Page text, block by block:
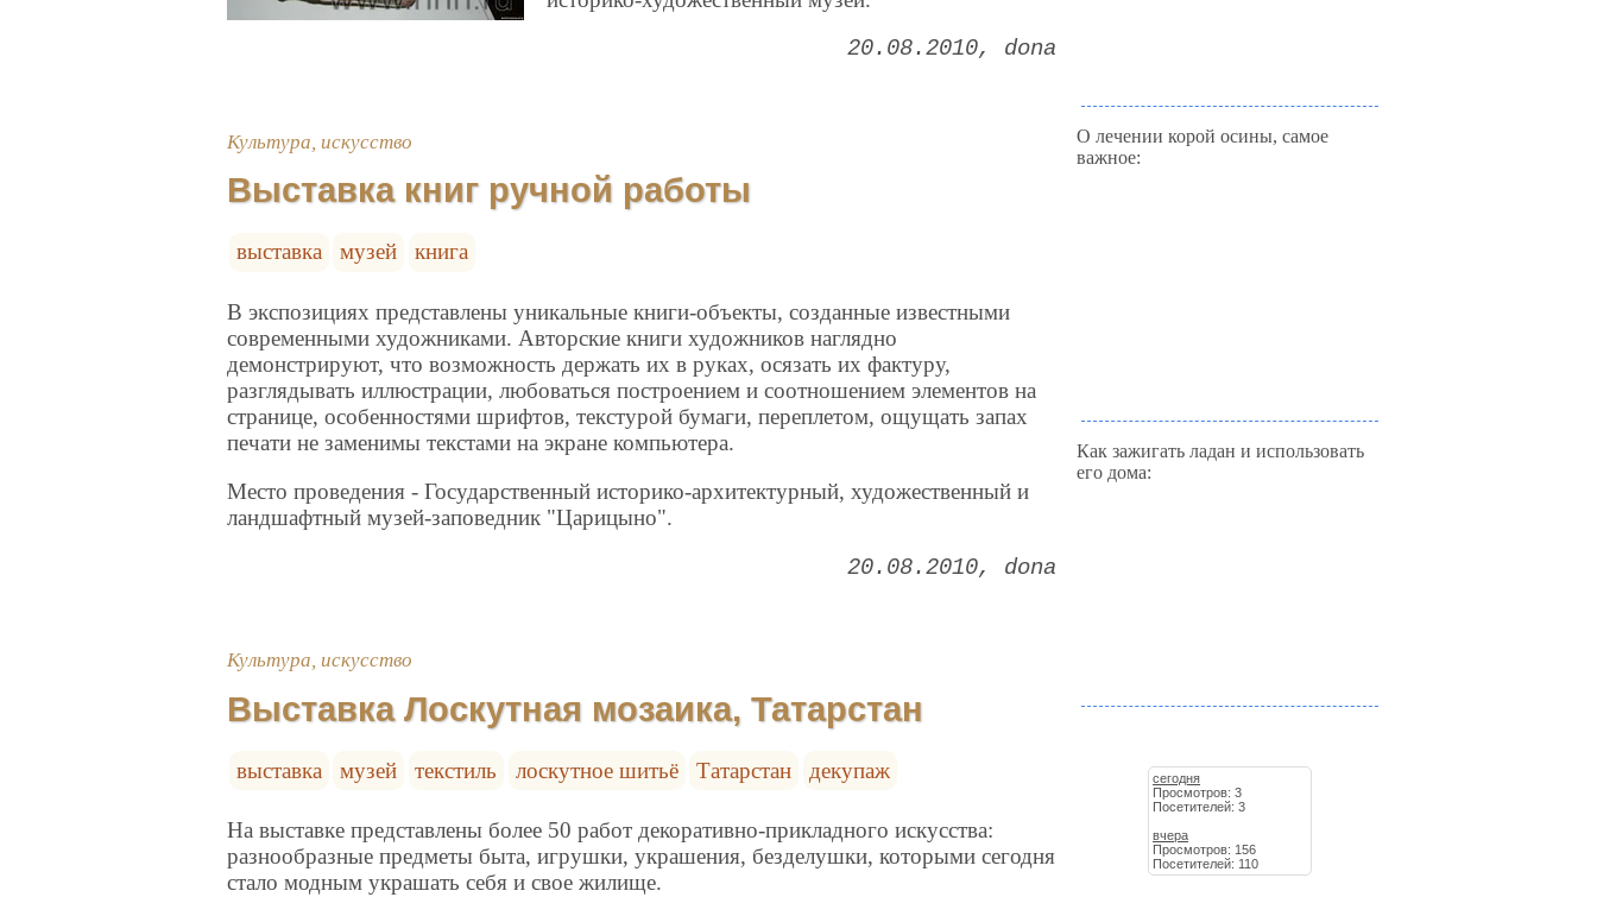
20.08.2010 dona
Культура, искусство
Выставка книг ручной работы
выставка музей книга
В экспозициях представлены уникальные книги-объекты, созданные известными
современными художниками. Авторские книги художников наглядно
демонстрируют, что возможность держать их в руках, осязать их фактуру,
разглядывать иллюстрации, любоваться построением и соотношением элементов на
странице, особенностями шрифтов, текстурой бумаги, переплетом, ощущать запах
печати не заменимы текстами на экране компьютера.
Место проведения - Государственный историко-архитектурный, художественный и
ландшафтный музей-заповедник "Царицыно".
20.08.2010 dona
Культура, искусство
Выставка Лоскутная мозаика, Татарстан
выставка музей текстиль лоскутное шитьё Татарстан декупаж
На выставке представлены более 50 работ декоративно-прикладного искусства:
разнообразные предметы быта, игрушки, украшения, безделушки, которыми сегодня
стало модным украшать себя и свое жилище.
О лечении корой осины, самое
важное:
Как зажигать ладан и использовать
его дома:
сегодня
Просмотров: 3
Посетителей: 3
вчера
Просмотров: 156
Посетителей: 110